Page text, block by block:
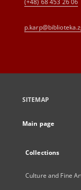
(+48) 68 453 26 06
SITEMAP
Main page
Collections
Culture and Fine